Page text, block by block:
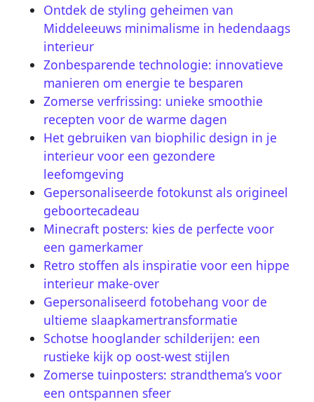
Ontdek de styling geheimen van
Middeleeuws minimalisme in hedendaags
interieur
Zonbesparende technologie: innovatieve
manieren om energie te besparen
Zomerse verfrissing: unieke smoothie
recepten voor de warme dagen
Het gebruiken van biophilic design in je
interieur voor een gezondere
leefomgeving
Gepersonaliseerde fotokunst als origineel
geboortecadeau
Minecraft posters: kies de perfecte voor
een gamerkamer
Retro stoffen als inspiratie voor een hippe
interieur make-over
Gepersonaliseerd fotobehang voor de
ultieme slaapkamertransformatie
Schotse hooglander schilderijen: een
rustieke kijk op oost-west stijlen
Zomerse tuinposters: strandthema’s voor
een ontspannen sfeer